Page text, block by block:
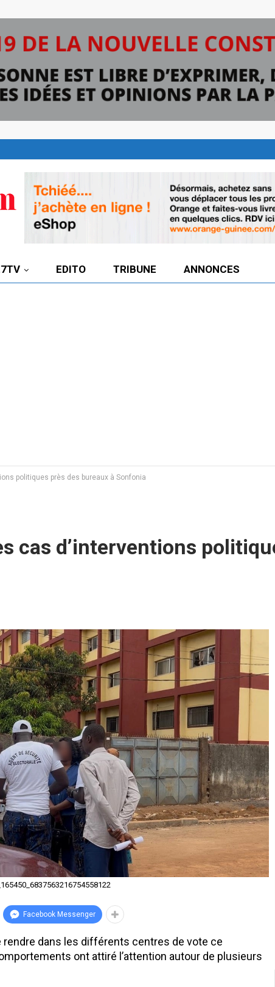
EDITO TRIBUNE ANNONCES
politiques près des bureaux à Sonfonia
cas d’interventions
Facebook Messenger
dans les différents centres de vote ce
ont attiré l’attention autour de plusieurs